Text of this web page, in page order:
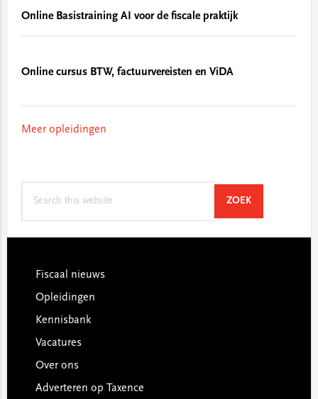
Online Basistraining AI voor de fiscale praktijk
Online cursus BTW, factuurvereisten en ViDA
Meer opleidingen
ZOEKSEARCH
Footer
Fiscaal nieuws
Opleidingen
Kennisbank
Vacatures
Over ons
Adverteren op Taxence